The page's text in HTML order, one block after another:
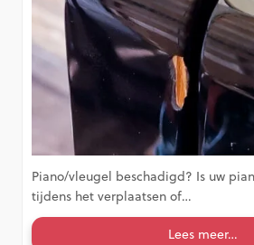
Piano/vleugel beschadigd? Is uw
tijdens het verplaatsen of…
Lees meer…